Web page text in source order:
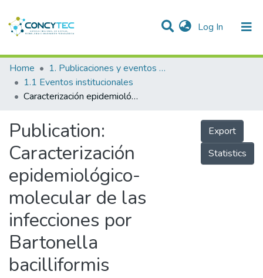
Log In (current)
Communities & Collections
Research Outputs
People
Statistics
Home
1. Publicaciones y eventos institucionales
1.1 Eventos institucionales
Caracterización epidemiológico-molecular de las infecciones por Bartonella bacilliformis
Publication:
Caracterización
epidemiológico-
molecular de las
infecciones por
Bartonella
bacilliformis
Export
Statistics